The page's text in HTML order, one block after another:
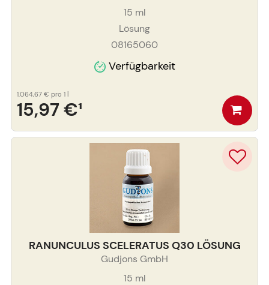
15 ml
Lösung
08165060
Verfügbarkeit
15,97 €¹
1.064,67 € pro 1 l
RANUNCULUS SCELERATUS Q30 LÖSUNG
Gudjons GmbH
15 ml